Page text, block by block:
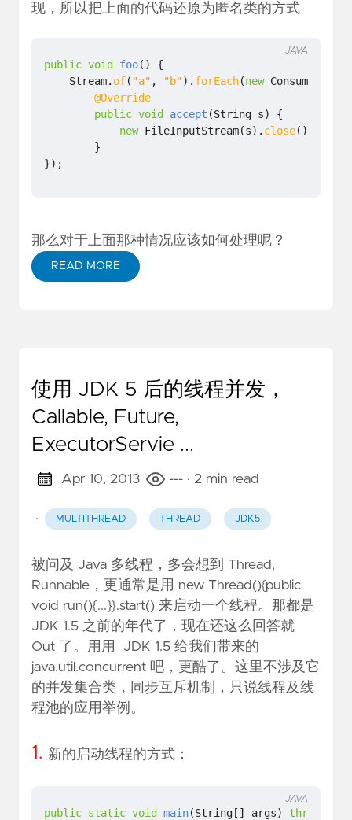
现，所以把上面的代码还原为匿名类的方式
public void foo()
{
Stream. of( "a" , "b"). forEach(new Consumer
@Override
public void accept (String s)
{
new FileInputStream(s). close();
}
});
JAVA
那么对于上面那种情况应该如何处理呢？
READ MORE
使用 JDK 5 后的线程并发，
Callable, Future,
ExecutorServie ...
Apr 10, 2013 --- · 2 min read
· MULTITHREAD THREAD JDK5
被问及 Java 多线程，多会想到 Thread,
Runnable，更通常是用 new Thread(){public
void run(){...}}.start() 来启动一个线程。那都是
JDK 1.5 之前的年代了，现在还这么回答就
Out 了。用用 JDK 1.5 给我们带来的
java.util.concurrent 吧，更酷了。这里不涉及它
的并发集合类，同步互斥机制，只说线程及线
程池的应用举例。
1. 新的启动线程的方式：
public static void main(String [] args) throws
JAVA